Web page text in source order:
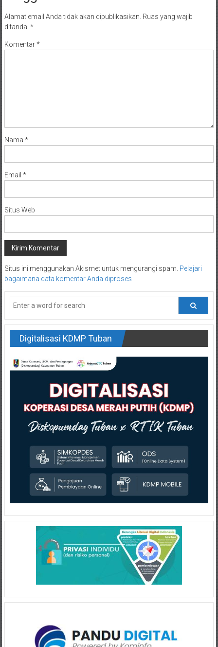
Alamat email Anda tidak akan dipublikasikan. Ruas yang wajib
ditandai *
Komentar*
Nama *
Email *
Situs Web
Situs ini menggunakan Akismet untuk mengurangi spam. Pelajari
bagaimana data komentar Anda diproses
Digitalisasi KDMP Tuban